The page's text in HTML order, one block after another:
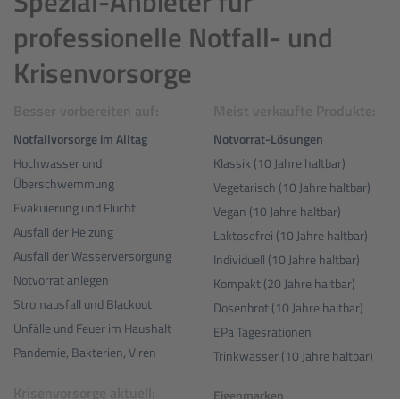
professionelle Notfall- und
Krisenvorsorge
Notfallvorsorge im Alltag
Hochwasser und
Überschwemmung
Evakuierung und Flucht
Ausfall der Heizung
Ausfall der Wasserversorgung
Notvorrat anlegen
Stromausfall und Blackout
Unfälle und Feuer im Haushalt
Pandemie, Bakterien, Viren
Notvorrat-Lösungen
Klassik (10 Jahre haltbar)
Vegetarisch (10 Jahre haltbar)
Vegan (10 Jahre haltbar)
Laktosefrei (10 Jahre haltbar)
Individuell (10 Jahre haltbar)
Kompakt (20 Jahre haltbar)
Dosenbrot (10 Jahre haltbar)
EPa Tagesrationen
Trinkwasser (10 Jahre haltbar)